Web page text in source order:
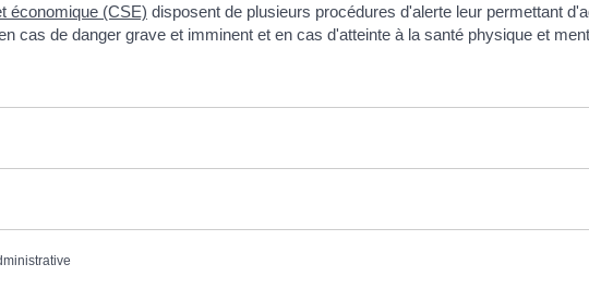
économique (CSE) disposent de plusieurs procédures d'alerte leur permettant
cas de danger grave et imminent et en cas d'atteinte à la santé physique et